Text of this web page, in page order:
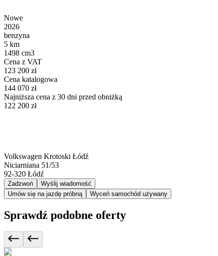
Nowe
2026
benzyna
5 km
1498 cm3
Cena z VAT
123 200 zł
Cena katalogowa
144 070 zł
Najniższa cena z 30 dni przed obniżką
122 200 zł
Volkswagen Krotoski Łódź
Niciarniana 51/53
92-320 Łódź
Zadzwoń
Wyślij wiadomość
Umów się na jazdę próbną
Wyceń samochód używany
Sprawdź podobne oferty